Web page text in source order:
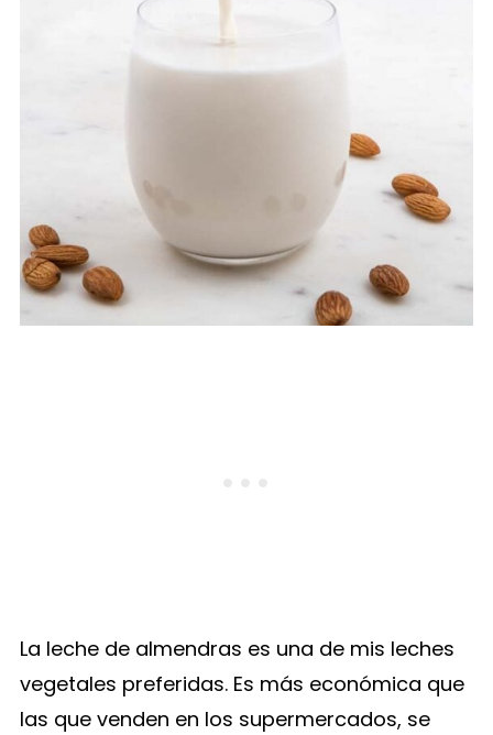
La leche de almendras es una de mis leches
vegetales preferidas. Es más económica que
las que venden en los supermercados, se